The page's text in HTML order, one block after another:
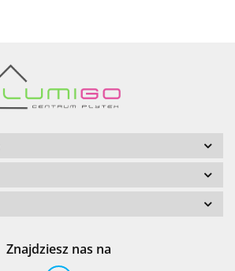
Barwolf
Znajdziesz nas na